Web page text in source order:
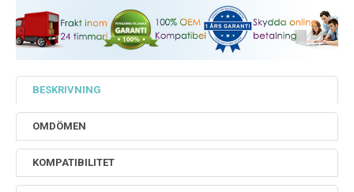
BESKRIVNING
OMDÖMEN
KOMPATIBILITET